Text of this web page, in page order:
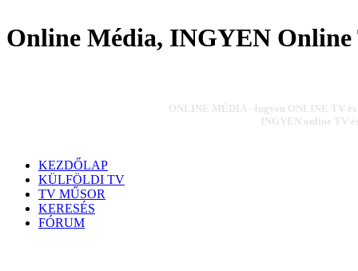
Online Média, INGYEN Online
ONLINE MÉDIA - Ingyen ONLINE TV
INGYEN online TV
KEZDŐLAP
KÜLFÖLDI TV
TV MŰSOR
KERESÉS
FÓRUM